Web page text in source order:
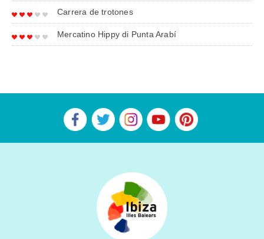
Carrera de trotones
Mercatino Hippy di Punta Arabí